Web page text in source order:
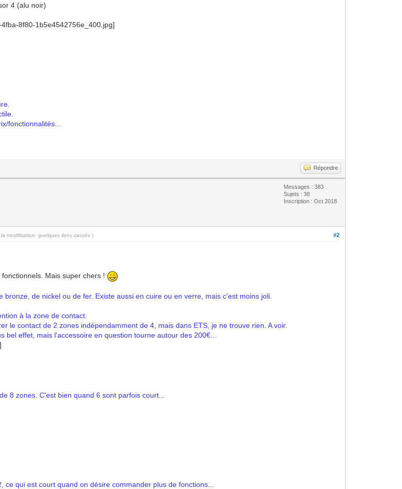
4 (alu noir)
fonctionnalités...
Répondre
Messages : 383
Sujets : 38
Inscription : Oct 2018
#2
modification: quelques liens cassés )
fonctionnels. Mais super chers !
de nickel ou de fer. Existe aussi en cuire ou en verre, mais c'est moins joli.
à la zone de contact.
le contact de 2 zones indépendamment de 4, mais dans ETS, je ne trouve rien. A voir.
effet, mais l'accessoire en question tourne autour des 200€...
8 zones. C'est bien quand 6 sont parfois court...
qui est court quand on désire commander plus de fonctions...